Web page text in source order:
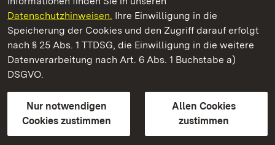
Datenschutzhinweisen. Ihre Einwilligung in die
Speicherung der Cookies und den Zugriff darauf erfolgt
nach § 25 Abs. 1 TTDSG, die Einwilligung in die weitere
Datenverarbeitung nach Art. 6 Abs. 1 Buchstabe a)
DSGVO.
Nur notwendigen
Cookies zustimmen
Allen Cookies
zustimmen
Staatliche Schlösser und Gärten Baden‑Württemberg
Staatliche Schlösser und Gärten Baden-Württemberg
Kontakt
GebärdenspracheLeichte Sprache
Erklärung zur Barrierefreiheit
BITV-konform (geprüfte Seiten)